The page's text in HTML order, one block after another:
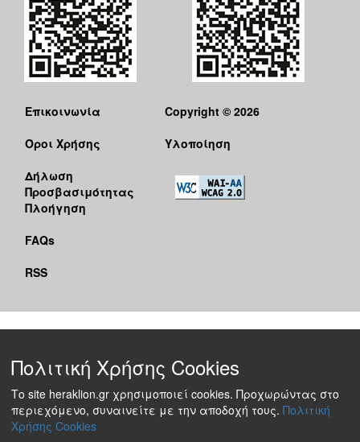
Επικοινωνία
Όροι Χρήσης
Δήλωση
Προσβασιμότητας
Πλοήγηση
FAQs
RSS
Copyright © 2026
Υλοποίηση
Πολιτική Χρήσης Cookies
Το site heraklion.gr χρησιμοποιεί cookies. Προχωρώντας στο
περιεχόμενο, συναινείτε με την αποδοχή τους. Πολιτική
Χρήσης Cookies